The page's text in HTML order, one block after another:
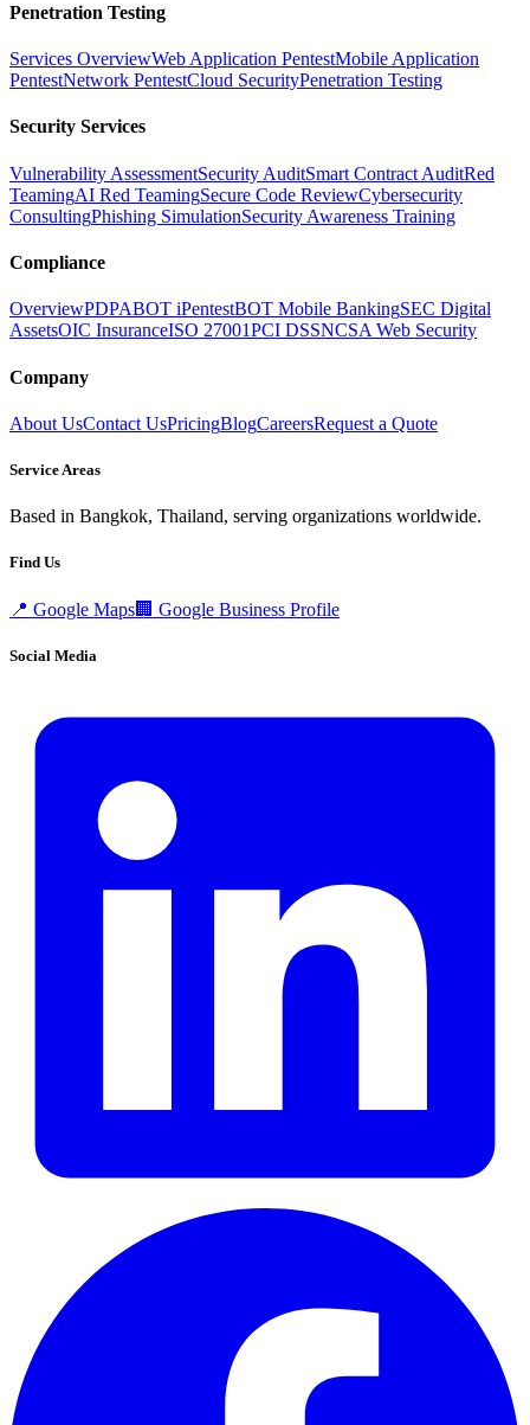
Penetration Testing
Services OverviewWeb Application PentestMobile Application
PentestNetwork PentestCloud SecurityPenetration Testing
Security Services
Vulnerability AssessmentSecurity AuditSmart Contract AuditRed
TeamingAI Red TeamingSecure Code ReviewCybersecurity
ConsultingPhishing SimulationSecurity Awareness Training
Compliance
OverviewPDPABOT iPentestBOT Mobile BankingSEC Digital
AssetsOIC InsuranceISO 27001PCI DSSNCSA Web Security
Company
About UsContact UsPricingBlogCareersRequest a Quote
Service Areas
Based in Bangkok, Thailand, serving organizations worldwide.
Find Us
📍 Google Maps🏢 Google Business Profile
Social Media